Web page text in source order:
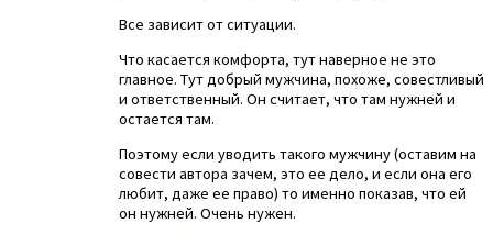
Все зависит от ситуации.
Что касается комфорта, тут наверное не это
главное. Тут добрый мужчина, похоже, совестливый
и ответственный. Он считает, что там нужней и
остается там.
Поэтому если уводить такого мужчину (оставим на
совести автора зачем, это ее дело, и если она его
любит, даже ее право) то именно показав, что ей
он нужней. Очень нужен.